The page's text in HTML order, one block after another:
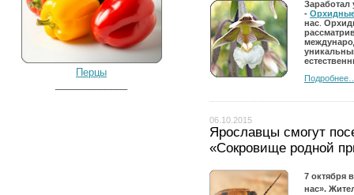
Перцы
Заработал
-
нас
06.10.2015
Ярославцы смогут
«Сокровище родной
7 октября
нас».